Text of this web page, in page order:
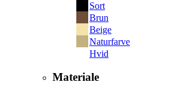
Sort
Brun
Beige
Naturfarve
Hvid
Materiale